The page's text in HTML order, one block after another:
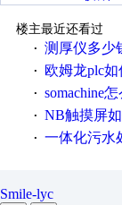
楼主最近还看过
· 测厚仪多少钱
· 欧姆龙plc如何通
· somachine
· NB触摸屏如何添
· 一体化污水
Smile-lyc